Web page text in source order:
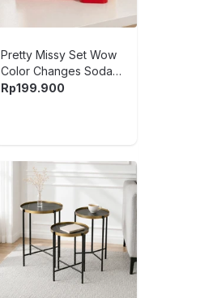
Pretty Missy Set Wow
Color Changes Soda
Machine - Mix
Rp199.900